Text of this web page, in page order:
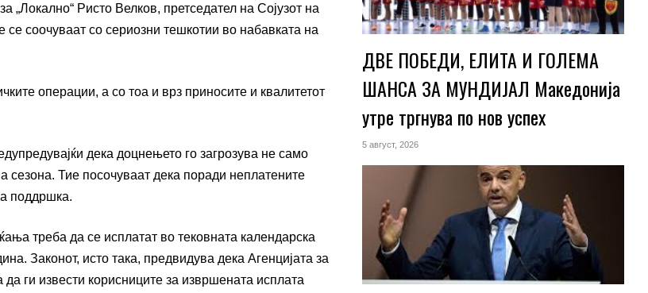
„Локално“ Ристо Велков, претседател на Сојузот на
соочуваат со сериозни тешкотии во набавката на
операции, а со тоа и врз приносите и квалитетот
дека доцнењето го загрозува не само
сезона. Тие посочуваат дека поради неплатените
поддршка.
треба да се исплатат во тековната календарска
Законот, исто така, предвидува дека Агенцијата за
ги извести корисниците за извршената исплата
ДВЕ ПОБЕДИ, ЕЛИТА И ГОЛЕМА
ШАНСА ЗА МУНДИЈАЛ Македонија
утре тргнува по нов успех
5 август, 2026